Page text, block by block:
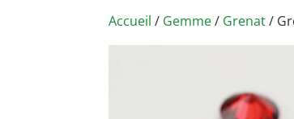
Accueil / Gemme/ Grenat/